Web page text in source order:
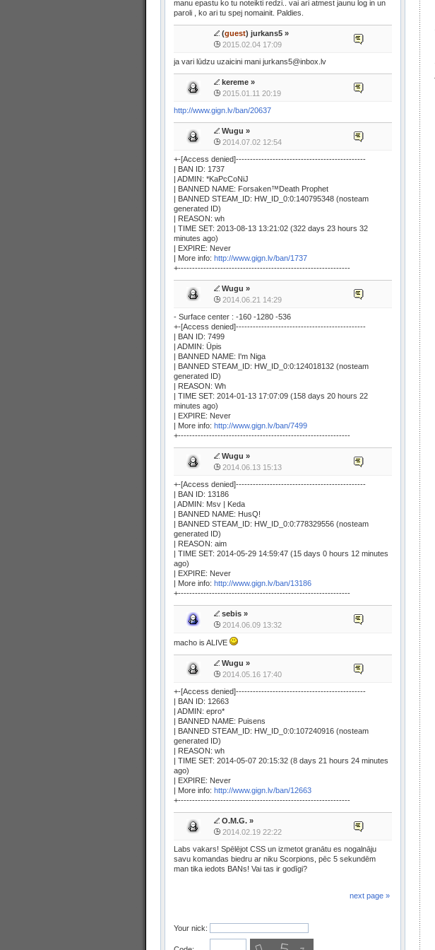
manu epastu ko tu noteikti redzi.. vai ari atmest jaunu log in un
paroli , ko ari tu spej nomainit. Paldies.
(guest) jurkans5 »
2015.02.04 17:09
ja vari lūdzu uzaicini mani jurkans5@inbox.lv
kereme »
2015.01.11 20:19
http://www.gign.lv/ban/20637
Wugu »
2014.07.02 12:54
+-[Access denied]----------------------------------------------
| BAN ID: 1737
| ADMIN: *KaPcCoNiJ
| BANNED NAME: Forsaken™Death Prophet
| BANNED STEAM_ID: HW_ID_0:0:140795348 (nosteam
generated ID)
| REASON: wh
| TIME SET: 2013-08-13 13:21:02 (322 days 23 hours 32
minutes ago)
| EXPIRE: Never
| More info: http://www.gign.lv/ban/1737
+-------------------------------------------------------------
Wugu »
2014.06.21 14:29
- Surface center : -160 -1280 -536
+-[Access denied]----------------------------------------------
| BAN ID: 7499
| ADMIN: Ūpis
| BANNED NAME: I'm Niga
| BANNED STEAM_ID: HW_ID_0:0:124018132 (nosteam
generated ID)
| REASON: Wh
| TIME SET: 2014-01-13 17:07:09 (158 days 20 hours 22
minutes ago)
| EXPIRE: Never
| More info: http://www.gign.lv/ban/7499
+-------------------------------------------------------------
Wugu »
2014.06.13 15:13
+-[Access denied]----------------------------------------------
| BAN ID: 13186
| ADMIN: Msv | Keda
| BANNED NAME: HusQ!
| BANNED STEAM_ID: HW_ID_0:0:778329556 (nosteam
generated ID)
| REASON: aim
| TIME SET: 2014-05-29 14:59:47 (15 days 0 hours 12 minutes
ago)
| EXPIRE: Never
| More info: http://www.gign.lv/ban/13186
+-------------------------------------------------------------
sebis »
2014.06.09 13:32
macho is ALIVE
Wugu »
2014.05.16 17:40
+-[Access denied]----------------------------------------------
| BAN ID: 12663
| ADMIN: epro*
| BANNED NAME: Puisens
| BANNED STEAM_ID: HW_ID_0:0:107240916 (nosteam
generated ID)
| REASON: wh
| TIME SET: 2014-05-07 20:15:32 (8 days 21 hours 24 minutes
ago)
| EXPIRE: Never
| More info: http://www.gign.lv/ban/12663
+-------------------------------------------------------------
O.M.G. »
2014.02.19 22:22
Labs vakars! Spēlējot CSS un izmetot granātu es nogalnāju
savu komandas biedru ar niku Scorpions, pēc 5 sekundēm
man tika iedots BANs! Vai tas ir godīgi?
next page »
Your nick: